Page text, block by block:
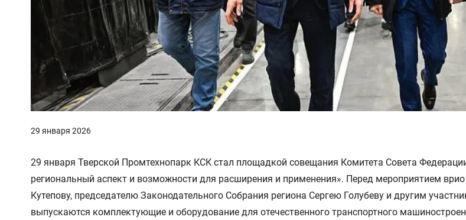
29 января 2026
29 января Тверской Промтехнопарк КСК стал площадкой совещания Комитета Совета
региональный аспект и возможности для расширения и применения». Перед мероприятием
Кутепову, председателю Законодательного Собрания региона Сергею Голубеву и другим
выпускаются комплектующие и оборудование для отечественного транспортного